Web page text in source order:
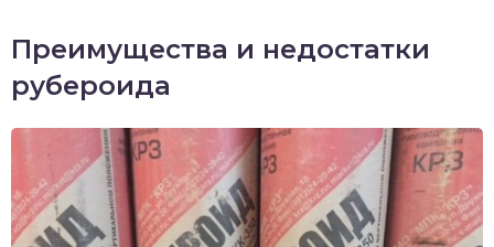
Преимущества и недостатки
рубероида